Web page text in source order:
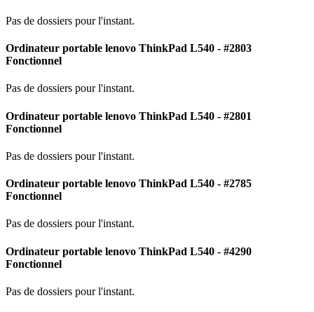
Pas de dossiers pour l'instant.
Ordinateur portable lenovo ThinkPad L540 - #2803
Fonctionnel
Pas de dossiers pour l'instant.
Ordinateur portable lenovo ThinkPad L540 - #2801
Fonctionnel
Pas de dossiers pour l'instant.
Ordinateur portable lenovo ThinkPad L540 - #2785
Fonctionnel
Pas de dossiers pour l'instant.
Ordinateur portable lenovo ThinkPad L540 - #4290
Fonctionnel
Pas de dossiers pour l'instant.